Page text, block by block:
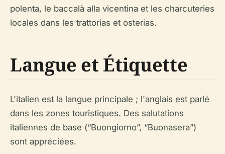
polenta, le baccalà alla vicentina et les charcuteries
locales dans les trattorias et osterias.
Langue et Étiquette
L'italien est la langue principale ; l'anglais est parlé
dans les zones touristiques. Des salutations
italiennes de base (“Buongiorno”, “Buonasera”)
sont appréciées.